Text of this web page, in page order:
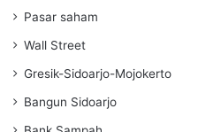
Pasar saham
Wall Street
Gresik-Sidoarjo-Mojokerto
Bangun Sidoarjo